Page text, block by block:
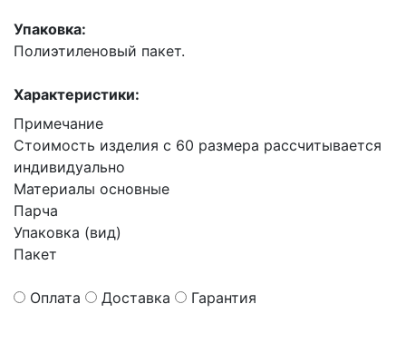
Упаковка:
Полиэтиленовый пакет.
Характеристики:
Примечание
Стоимость изделия с 60 размера рассчитывается
индивидуально
Материалы основные
Парча
Упаковка (вид)
Пакет
Оплата Доставка Гарантия